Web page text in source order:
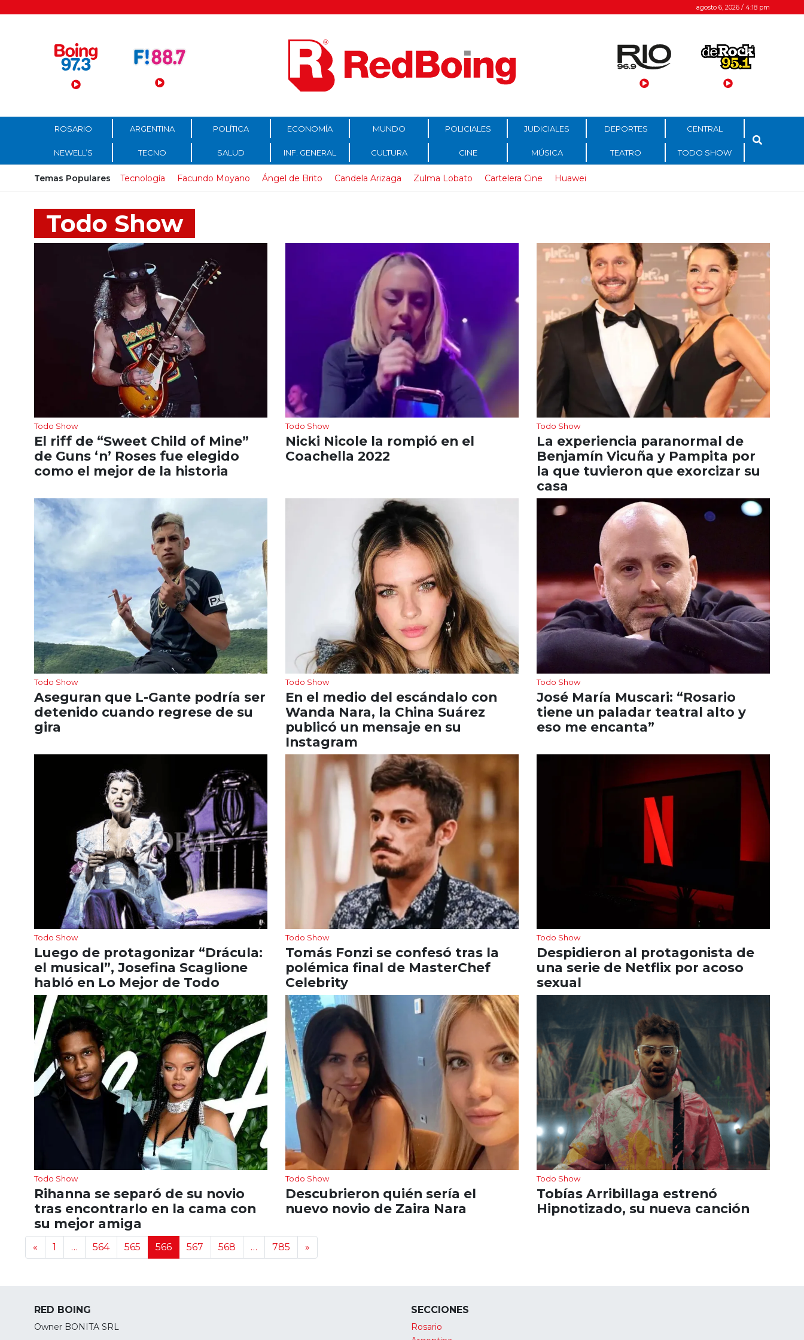
Menú Principal agosto 6, 2026 / 4:18 pm
ROSARIO ARGENTINA POLÍTICA ECONOMÍA MUNDO POLICIALES JUDICIALES DEPORTES CENTRAL
NEWELL’S TECNO SALUD INF. GENERAL CULTURA CINE MÚSICA TEATRO TODO SHOW
Temas Populares Tecnología Facundo Moyano Ángel de Brito Candela Arizaga Zulma Lobato Cartelera Cine Huawei
Todo Show
Todo Show
El riff de “Sweet Child of Mine”
de Guns ‘n’ Roses fue elegido
como el mejor de la historia
Todo Show
Nicki Nicole la rompió en el
Coachella 2022
Todo Show
La experiencia paranormal de
Benjamín Vicuña y Pampita por
la que tuvieron que exorcizar su
casa
Todo Show
Aseguran que L-Gante podría ser
detenido cuando regrese de su
gira
Todo Show
En el medio del escándalo con
Wanda Nara, la China Suárez
publicó un mensaje en su
Instagram
Todo Show
José María Muscari: “Rosario
tiene un paladar teatral alto y
eso me encanta”
Todo Show
Luego de protagonizar “Drácula:
el musical”, Josefina Scaglione
habló en Lo Mejor de Todo
Todo Show
Tomás Fonzi se confesó tras la
polémica final de MasterChef
Celebrity
Todo Show
Despidieron al protagonista de
una serie de Netflix por acoso
sexual
Todo Show
Rihanna se separó de su novio
tras encontrarlo en la cama con
su mejor amiga
Todo Show
Descubrieron quién sería el
nuevo novio de Zaira Nara
Todo Show
Tobías Arribillaga estrenó
Hipnotizado, su nueva canción
Navegación de noticias
« 1 … 564 565 566 567 568 … 785 »
RED BOING
Owner BONITA SRL
SECCIONES
Rosario